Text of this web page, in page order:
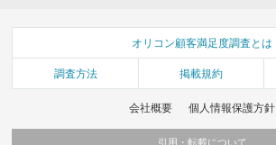
オリコン顧客満足度調査とは
調査方法 掲載規約
会社概要 個人情報保護方針
引用・転載について